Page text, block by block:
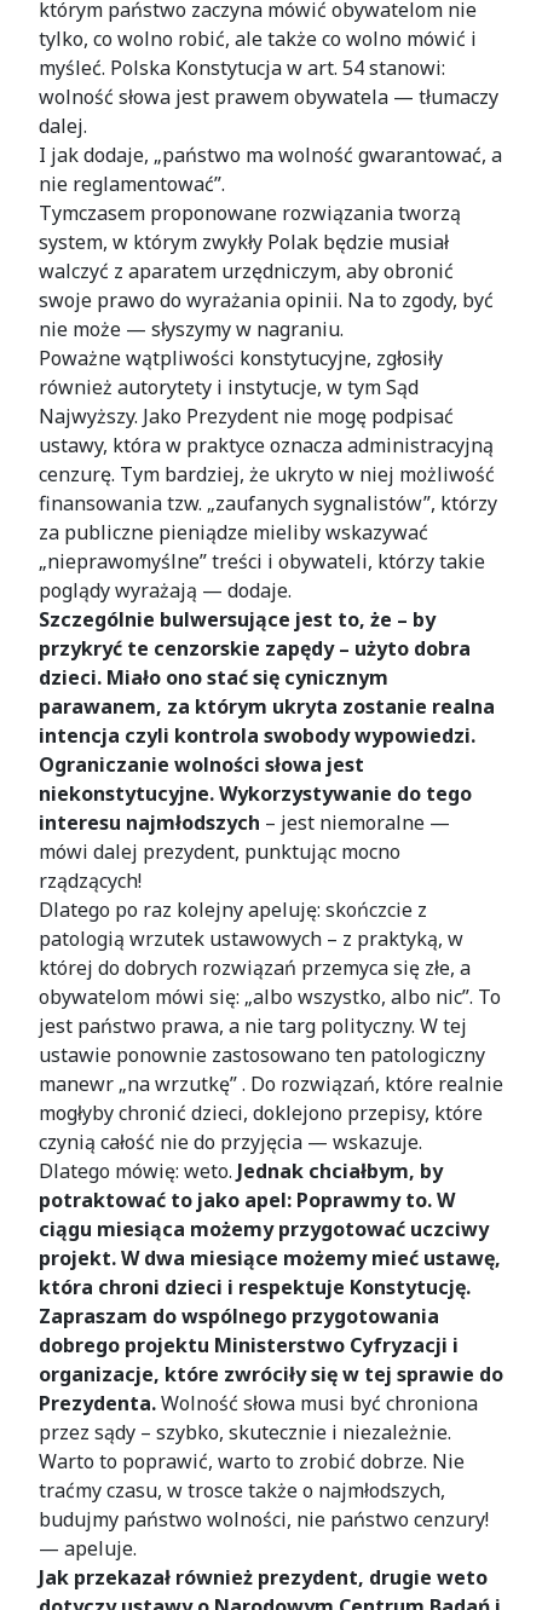
którym państwo zaczyna mówić obywatelom nie
tylko, co wolno robić, ale także co wolno mówić i
myśleć. Polska Konstytucja w art. 54 stanowi:
wolność słowa jest prawem obywatela — tłumaczy
dalej.
I jak dodaje, „państwo ma wolność gwarantować, a
nie reglamentować”.
Tymczasem proponowane rozwiązania tworzą
system, w którym zwykły Polak będzie musiał
walczyć z aparatem urzędniczym, aby obronić
swoje prawo do wyrażania opinii. Na to zgody, być
nie może — słyszymy w nagraniu.
Poważne wątpliwości konstytucyjne, zgłosiły
również autorytety i instytucje, w tym Sąd
Najwyższy. Jako Prezydent nie mogę podpisać
ustawy, która w praktyce oznacza administracyjną
cenzurę. Tym bardziej, że ukryto w niej możliwość
finansowania tzw. „zaufanych sygnalistów”, którzy
za publiczne pieniądze mieliby wskazywać
„nieprawomyślne” treści i obywateli, którzy takie
poglądy wyrażają — dodaje.
Szczególnie bulwersujące jest to, że – by
przykryć te cenzorskie zapędy – użyto dobra
dzieci. Miało ono stać się cynicznym
parawanem, za którym ukryta zostanie realna
intencja czyli kontrola swobody wypowiedzi.
Ograniczanie wolności słowa jest
niekonstytucyjne. Wykorzystywanie do tego
interesu najmłodszych – jest niemoralne —
mówi dalej prezydent, punktując mocno
rządzących!
Dlatego po raz kolejny apeluję: skończcie z
patologią wrzutek ustawowych – z praktyką, w
której do dobrych rozwiązań przemyca się złe, a
obywatelom mówi się: „albo wszystko, albo nic”. To
jest państwo prawa, a nie targ polityczny. W tej
ustawie ponownie zastosowano ten patologiczny
manewr „na wrzutkę” . Do rozwiązań, które realnie
mogłyby chronić dzieci, doklejono przepisy, które
czynią całość nie do przyjęcia — wskazuje.
Dlatego mówię: weto. Jednak chciałbym, by
potraktować to jako apel: Poprawmy to. W
ciągu miesiąca możemy przygotować uczciwy
projekt. W dwa miesiące możemy mieć ustawę,
która chroni dzieci i respektuje Konstytucję.
Zapraszam do wspólnego przygotowania
dobrego projektu Ministerstwo Cyfryzacji i
organizacje, które zwróciły się w tej sprawie do
Prezydenta.Wolność słowa musi być chroniona
przez sądy – szybko, skutecznie i niezależnie.
Warto to poprawić, warto to zrobić dobrze. Nie
traćmy czasu, w trosce także o najmłodszych,
budujmy państwo wolności, nie państwo cenzury!
— apeluje.
Jak przekazał również prezydent, drugie weto